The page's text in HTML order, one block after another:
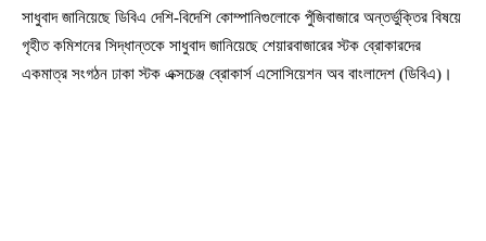
সাধুবাদ জানিয়েছে ডিবিএ দেশি-বিদেশি কোম্পানিগুলোকে পুঁজিবাজারে অন্তর্ভুক্তির বিষয়ে
গৃহীত কমিশনের সিদ্ধান্তকে সাধুবাদ জানিয়েছে শেয়ারবাজারের স্টক ব্রোকারদের
একমাত্র সংগঠন ঢাকা স্টক এক্সচেঞ্জ ব্রোকার্স এসোসিয়েশন অব বাংলাদেশ (ডিবিএ)।